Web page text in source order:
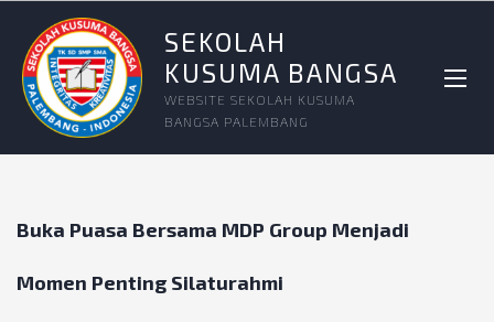
SEKOLAH
KUSUMA BANGSA
WEBSITE SEKOLAH KUSUMA
BANGSA PALEMBANG
Buka Puasa Bersama MDP Group Menjadi
Momen Penting Silaturahmi